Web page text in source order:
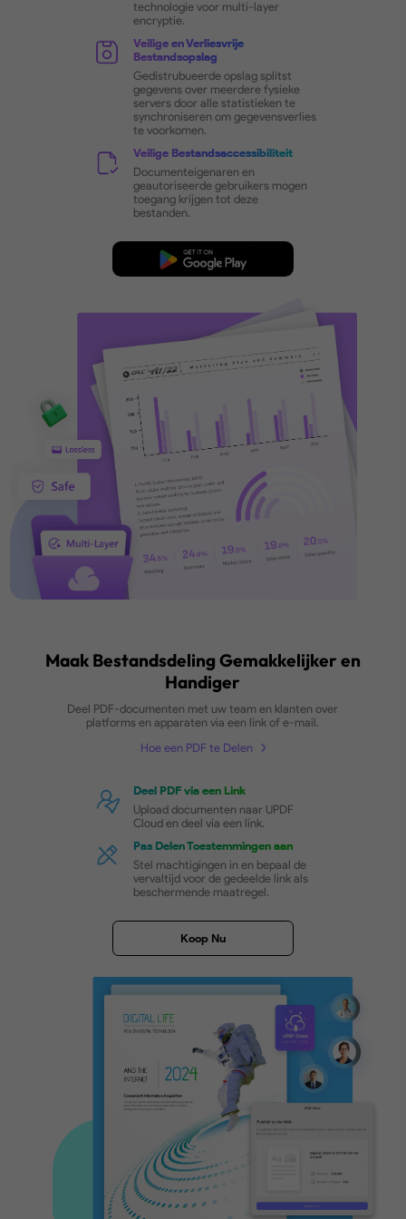
Hoogwaardige Encryptie voor
Documentbeveiliging
UPDF Cloud biedt eersteklas
documentbeschermingstechnieken voor een
beveiligder werkproces.
Hoe een PDF Beveiligen
Veilige en Verliesvrije
Bestandsopslag
Gedistrubueerde opslag splitst
gegevens over meerdere fysieke
synchroniseren om gegevensverlies
Veilige Bestandsaccessibiliteit
Documenteigenaren en
geautoriseerde gebruikers mogen
toegang krijgen tot deze
bestanden.
Gratis Download